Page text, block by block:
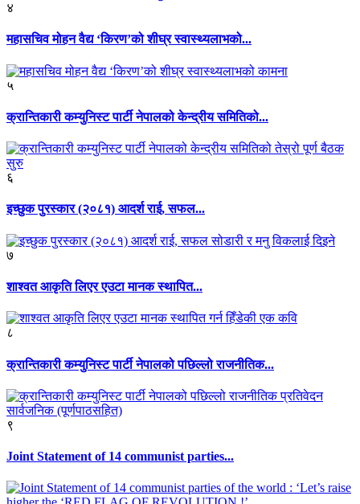
४
महासचिव मोहन वैद्य ‘किरण’को शीघ्र स्वास्थ्यलाभको...
५
क्रान्तिकारी कम्युनिस्ट पार्टी नेपालको केन्द्रीय समितिको...
६
इच्छुक पुरस्कार (२०८१) आदर्श राई, सफल...
७
शाश्वत आकृति लिएर एउटा मानक स्थापित...
८
क्रान्तिकारी कम्युनिस्ट पार्टी नेपालको पछिल्लो राजनीतिक...
९
Joint Statement of 14 communist parties...